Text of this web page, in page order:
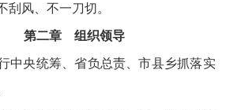
刮风、不一刀切。
第二章 组织领导
统筹、省负总责、市县乡抓落实